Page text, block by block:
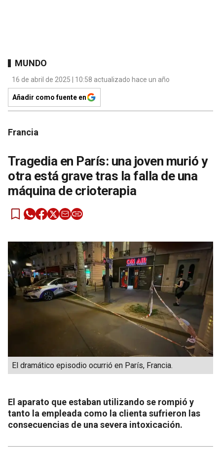
MUNDO
16 de abril de 2025 | 10:58 actualizado hace un año
Añadir como fuente en
Francia
Tragedia en París: una joven murió y
otra está grave tras la falla de una
máquina de crioterapia
El dramático episodio ocurrió en París, Francia.
El aparato que estaban utilizando se rompió y
tanto la empleada como la clienta sufrieron las
consecuencias de una severa intoxicación.